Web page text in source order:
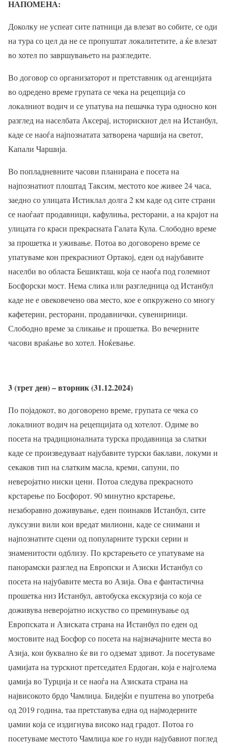
НАПОМЕНА:
Доколку не успеат сите патници да влезат во собите, се оди
на тура со цел да не се пропуштат локалитетите, а ќе влезат
во хотел по завршувањето на разгледите.
Во договор со организаторот и претставник од агенцијата
во одредено време групата се чека на рецепција со
локалниот водич и се упатува на пешачка тура односно кон
разглед на населбата Аксерај, историскиот дел на Истанбул,
каде се наоѓа најпознатата затворена чаршија на светот,
Капали Чаршија.
Во попладневните часови планирана е посета на
најпознатиот плоштад Таксим, местото кое живее 24 часа,
заедно со улицата Истиклал долга 2 км каде од сите страни
се наоѓаат продавници, кафулиња, ресторани, а на крајот на
улицата го краси прекрасната Галата Кула. Слободно време
за прошетка и уживање. Потоа во договорено време се
упатуваме кон прекрасниот Ортакој, еден од најубавите
населби во областа Бешикташ, која се наоѓа под големиот
Босфорски мост. Нема слика или разгледница од Истанбул
каде не е овековечено ова место, кое е опкружено со многу
кафетерии, ресторани, продавнички, сувенирници.
Слободно време за сликање и прошетка. Во вечерните
часови враќање во хотел. Ноќевање.
3 (трет ден) – вторник (31.12.2024)
По појадокот, во договорено време, групата се чека со
локалниот водич на рецепцијата од хотелот. Одиме во
посета на традиционалната турска продавница за слатки
каде се произведуваат најубавите турски баклави, локуми и
секаков тип на слатким масла, креми, сапуни, по
неверојатно ниски цени. Потоа следува прекрасното
крстарење по Босфорот. 90 минутно крстарење,
незаборавно доживување, еден поинаков Истанбул, сите
луксузни вили кои вредат милиони, каде се снимани и
најпознатите сцени од популарните турски серии и
знаменитости одблизу. По крстарењето се упатуваме на
панорамски разглед на Европски и Азиски Истанбул со
посета на најубавите места во Азија. Ова е фантастична
прошетка низ Истанбул, автобуска екскурзија со која се
доживува неверојатно искуство со преминување од
Европската и Азиската страна на Истанбул по еден од
мостовите над Босфор со посета на најзначајните места во
Азија, кои буквално ќе ви го одземат здивот. Ја посетуваме
џамијата на турскиот претседател Ердоган, која е најголема
џамија во Турција и се наоѓа на Азиската страна на
највисокото брдо Чамлиџа. Бидејќи е пуштена во употреба
од 2019 година, таа претставува една од најмодерните
џамии која се издигнува високо над градот. Потоа го
посетуваме местото Чамлиџа кое го нуди најубавиот поглед